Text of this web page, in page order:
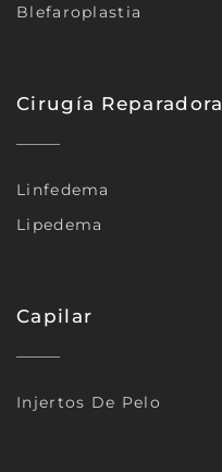
Blefaroplastia
Cirugía Reparadora
Linfedema
Lipedema
Capilar
Injertos De Pelo